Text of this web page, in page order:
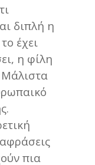
διπλή η
έχει
η φίλη
πια